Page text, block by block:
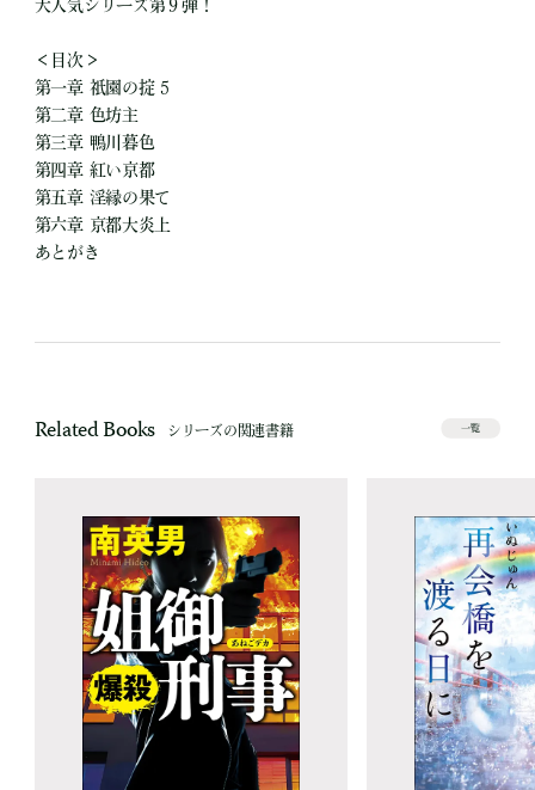
大人気シリーズ第９弾！
＜目次＞
第一章 祇園の掟 5
第二章 色坊主
第三章 鴨川暮色
第四章 紅い京都
第五章 淫縁の果て
第六章 京都大炎上
あとがき
Related Books シリーズの関連書籍 一覧